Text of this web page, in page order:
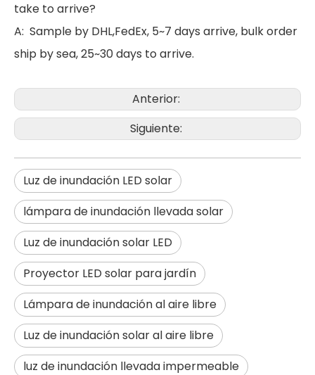
take to arrive?
A: Sample by DHL,FedEx, 5~7 days arrive, bulk order
ship by sea, 25~30 days to arrive.
Anterior:
Siguiente:
Luz de inundación LED solar
lámpara de inundación llevada solar
Luz de inundación solar LED
Proyector LED solar para jardín
Lámpara de inundación al aire libre
Luz de inundación solar al aire libre
luz de inundación llevada impermeable
Luz de calle LED solar de aluminio impermeable al aire libre IP65 de alta calidad CE RoHS aluminio IP65 SMD 250w LED al aire libre poste carretera lámpara farola
El alto brillo 200w llevó la iluminación al aire libre de las luces de calle 3030led